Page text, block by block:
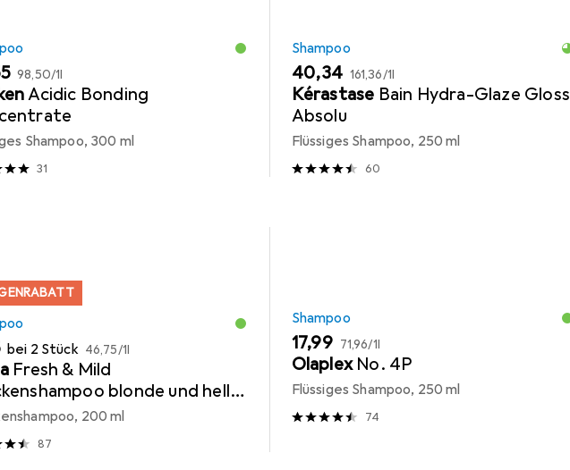
EUR
98,50/1l
Acidic Bonding
Shampoo, 300 ml
31
Shampoo
EUR
40,34 EUR
161,36/1l
Kérastase Bain Hydra-Glaze Gloss
Absolu
Flüssiges Shampoo, 250 ml
60
bei 2 Stück EUR
46,75/1l
Fresh & Mild
blonde und helle
200 ml
87
Shampoo
EUR
17,99 EUR
71,96/1l
Olaplex No. 4P
Flüssiges Shampoo, 250 ml
74